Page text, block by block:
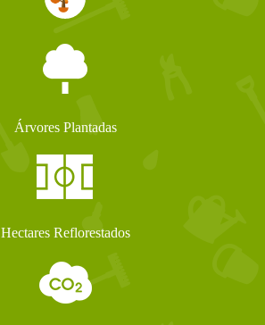
Árvores Plantadas
Hectares Reflorestados